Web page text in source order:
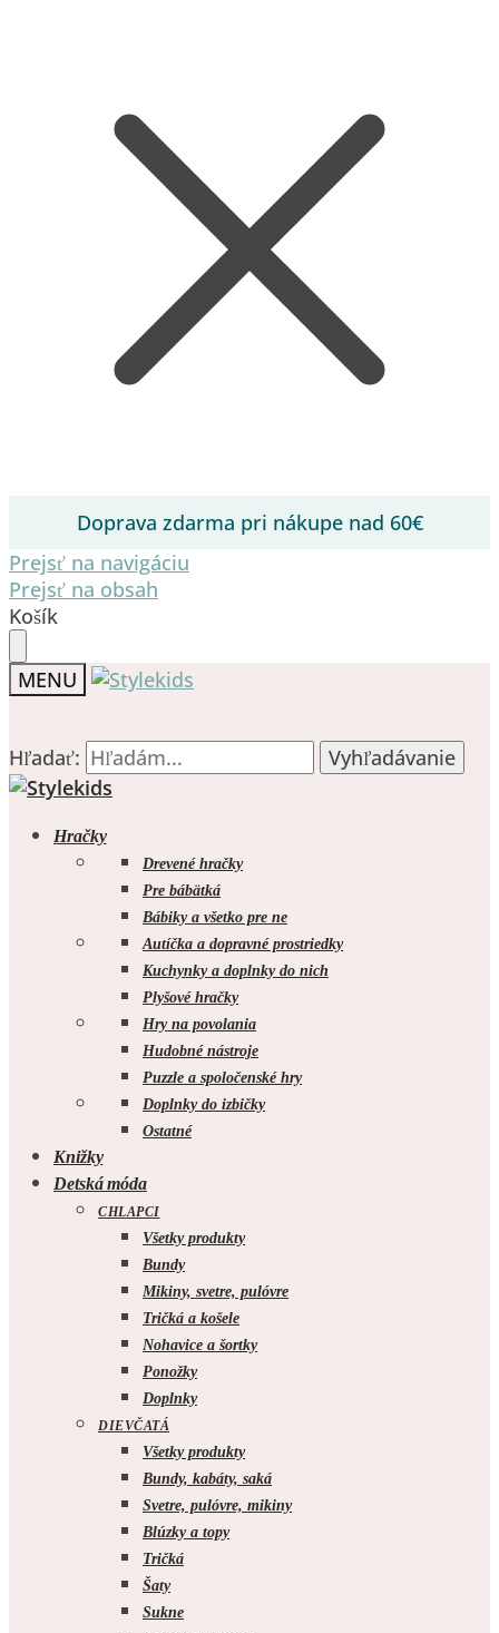
Prejsť na navigáciu
Prejsť na obsah
Košík
MENU
Hľadať: Vyhľadávanie
0.00
Hľadať: Vyhľadávanie
Hračky
Drevené hračky
Pre bábätká
Bábiky a všetko pre ne
Autíčka a dopravné prostriedky
Kuchynky a doplnky do nich
Plyšové hračky
Hry na povolania
Hudobné nástroje
Puzzle a spoločenské hry
Doplnky do izbičky
Ostatné
Knižky
Detská móda
CHLAPCI
Všetky produkty
Bundy
Mikiny, svetre, pulóvre
Tričká a košele
Nohavice a šortky
Ponožky
Doplnky
DIEVČATÁ
Všetky produkty
Bundy, kabáty, saká
Svetre, pulóvre, mikiny
Blúzky a topy
Tričká
Šaty
Sukne
Doprava zdarma pri nákupe nad 60€